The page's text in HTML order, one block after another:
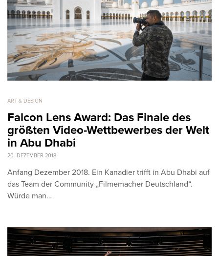
ART & DESIGN
Falcon Lens Award: Das Finale des
größten Video-Wettbewerbes der Welt
in Abu Dhabi
20. DEZEMBER 2018
Anfang Dezember 2018. Ein Kanadier trifft in Abu Dhabi auf
das Team der Community „Filmemacher Deutschland“.
Würde man…